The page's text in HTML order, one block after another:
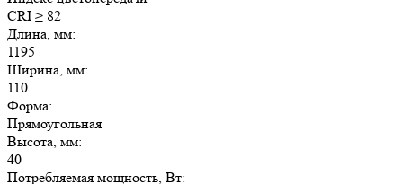
CRI ≥ 82
Длина, мм:
1195
Ширина, мм:
110
Форма:
Прямоугольная
Высота, мм:
40
Потребляемая мощность, Вт: